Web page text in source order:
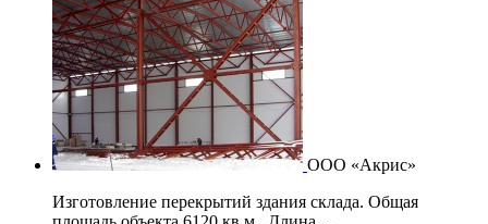
ООО «Акрис»
Изготовление перекрытий здания склада. Общая